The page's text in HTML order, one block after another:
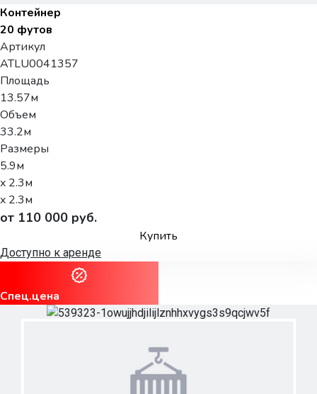
Контейнер
20 футов
Артикул
ATLU0041357
Площадь
13.57м
Объем
33.2м
Размеры
5.9м
x 2.3м
x 2.3м
от 110 000 руб.
Купить
Доступно к аренде
Спец.цена